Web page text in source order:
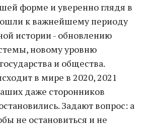
форме и уверенно глядя в
к важнейшему периоду
истории - обновлению
новому уровню
и общества.
в мире в 2020, 2021
даже сторонников
Задают вопрос: а
не остановиться и не